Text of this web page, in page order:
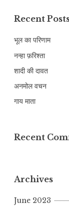
Recent
भूल का परिणाम
नन्हा फ़रिश्ता
शादी की दावत
अनमोल वचन
गाय माता
Recent
Archives
June 2023